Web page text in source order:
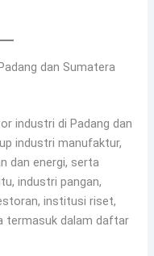
dan Sumatera
industri di Padang dan
industri manufaktur,
dan energi, serta
industri pangan,
institusi riset,
termasuk dalam daftar